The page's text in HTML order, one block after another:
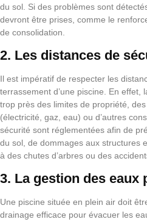
du sol. Si des problèmes sont
devront être prises, comme le
de consolidation.
2. Les distances de
Il est impératif de respecter les
terrassement d’une piscine. En effet,
trop près des limites de propriété,
(électricité, gaz, eau) ou d’autres
sécurité sont réglementées afin de
du sol, de dommages aux structures
à des chutes d’arbres ou des
3. La gestion des eaux
Une piscine située en plein air doit
drainage efficace pour évacuer les